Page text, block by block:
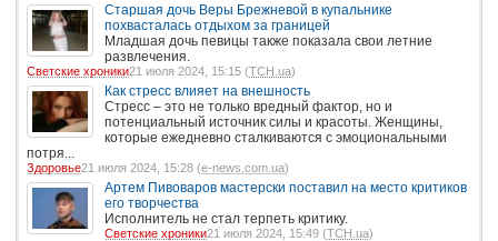
Старшая дочь Веры Брежневой в купальнике
похвасталась отдыхом за границей
Младшая дочь певицы также показала свои летние
развлечения.
Светские хроники21 июля 2024, 15:15 (ТСН.ua)
Как стресс влияет на внешность
Стресс – это не только вредный фактор, но и
потенциальный источник силы и красоты. Женщины,
которые ежедневно сталкиваются с эмоциональными
потря...
Здоровье21 июля 2024, 15:28 (e-news.com.ua)
Артем Пивоваров мастерски поставил на место критиков
его творчества
Исполнитель не стал терпеть критику.
Светские хроники21 июля 2024, 15:49 (ТСН.ua)